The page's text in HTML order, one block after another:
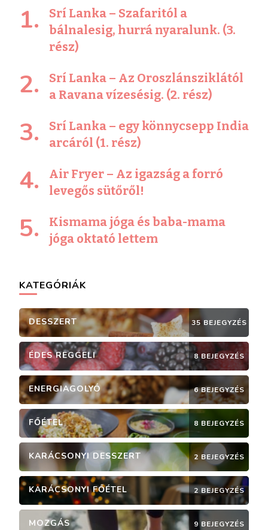
Srí Lanka – Szafaritól a
bálnalesig, hurrá nyaralunk. (3.
rész)
Srí Lanka – Az Oroszlánsziklától
a Ravana vízesésig. (2. rész)
Srí Lanka – egy könnycsepp India
arcáról (1. rész)
Air Fryer – Az igazság a forró
levegős sütőről!
Kismama jóga és baba-mama
jóga oktató lettem
KATEGÓRIÁK
DESSZERT 35 BEJEGYZÉS
ÉDES REGGELI 8 BEJEGYZÉS
ENERGIAGOLYÓ 6 BEJEGYZÉS
FŐÉTEL 8 BEJEGYZÉS
KARÁCSONYI DESSZERT 2 BEJEGYZÉS
KARÁCSONYI FŐÉTEL 2 BEJEGYZÉS
MOZGÁS 9 BEJEGYZÉS